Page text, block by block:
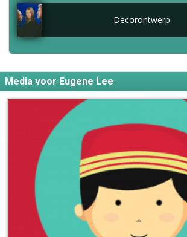
Decorontwerp
Media voor Eugene Lee